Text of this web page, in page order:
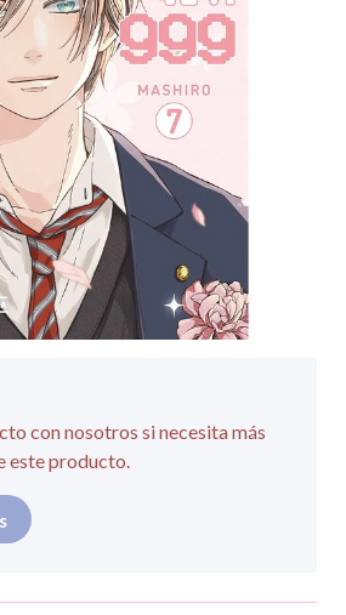
con nosotros si necesita más
este producto.